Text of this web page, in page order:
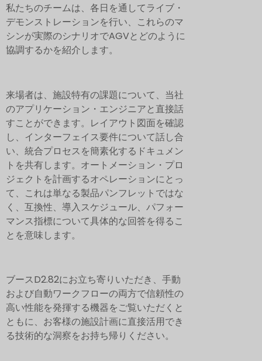
私たちのチームは、各日を通してライブ・
デモンストレーションを行い、これらのマ
シンが実際のシナリオでAGVとどのように
協調するかを紹介します。
来場者は、施設特有の課題について、当社
のアプリケーション・エンジニアと直接話
すことができます。レイアウト図面を確認
し、インターフェイス要件について話し合
い、統合プロセスを簡素化するドキュメン
トを共有します。オートメーション・プロ
ジェクトを計画するオペレーションにとっ
て、これは単なる製品パンフレットではな
く、互換性、導入スケジュール、パフォー
マンス指標について具体的な回答を得るこ
とを意味します。
ブースD2.82にお立ち寄りいただき、手動
および自動ワークフローの両方で信頼性の
高い性能を発揮する機器をご覧いただくと
ともに、お客様の施設計画に直接活用でき
る技術的な洞察をお持ち帰りください。